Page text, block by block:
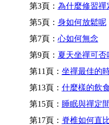
第3頁： 為什麼修習禪
第5頁： 身如何放鬆呢
第7頁： 心如何無念
第9頁： 夏天坐禪可
第11頁： 坐禪最佳的
第13頁： 什麼樣的飲
第15頁： 睡眠與禪定
第17頁： 脊椎如何直